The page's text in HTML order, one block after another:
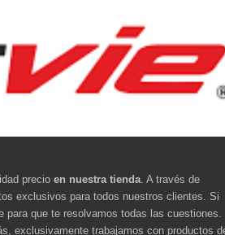
precio en nuestra tienda. A través de
exclusivos para todos nuestros clientes. Si
que te resolvamos todas las cuestiones.
exclusivamente trabajamos con productos